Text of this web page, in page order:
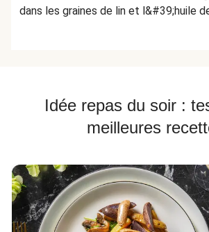
dans les graines de lin et l&#39;huile
Idée repas du soir :
meilleures